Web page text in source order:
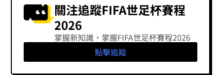
關注追蹤FIFA世足杯賽程
2026
掌握新知識，掌握FIFA世足杯賽程2026
點擊追蹤